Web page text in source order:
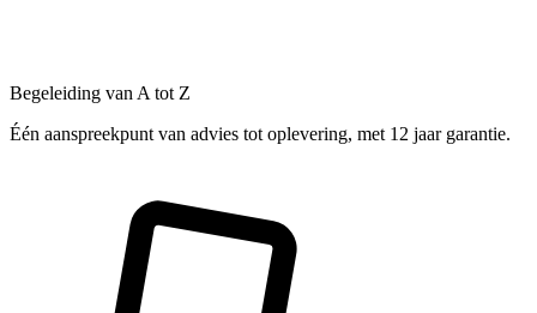
Begeleiding van A tot Z
Één aanspreekpunt van advies tot oplevering, met 12 jaar garantie.